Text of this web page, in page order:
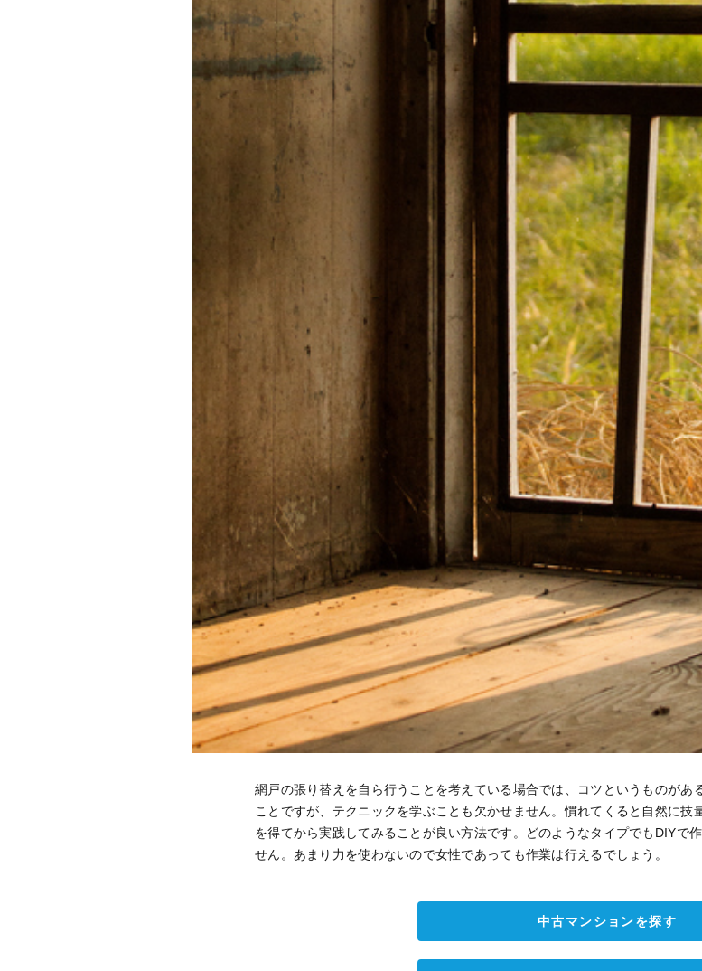
網戸の張り替えを自ら行うことを考えている場合では、コツというものがあ
ことですが、テクニックを学ぶことも欠かせません。慣れてくると自然に
を得てから実践してみることが良い方法です。どのようなタイプでもDIYで
せん。あまり力を使わないので女性であっても作業は行えるでしょう。
中古マンションを探す